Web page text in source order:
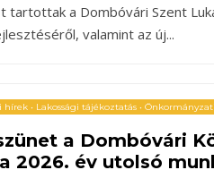
tartottak a Dombóvári Szent
valamint az új...
hírek • Lakossági tájékoztatás •
a Dombóvári
2026. év utolsó